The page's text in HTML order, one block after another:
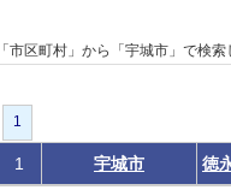
「市区町村」から「宇城市」で検
1
1 宇城市 徳